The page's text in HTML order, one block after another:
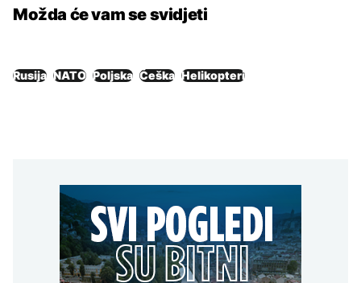
Možda će vam se svidjeti
Rusija NATO Poljska Češka Helikopteri